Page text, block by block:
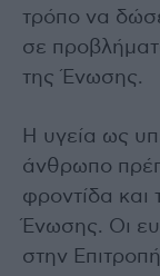
τρόπο να
σε
της Ένωσης.
Η υγεία ως
άνθρωπο
φροντίδα και
Ένωσης. Οι
στην